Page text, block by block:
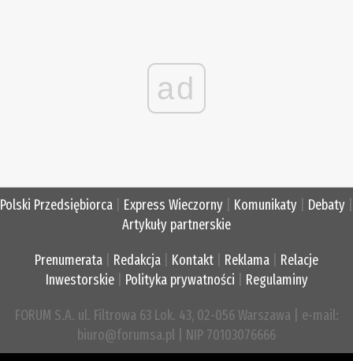
ad
Polski Przedsiębiorca Express Wieczorny Komunikaty Debaty
Artykuły partnerskie
Prenumerata Redakcja Kontakt Reklama
Relacje
Inwestorskie| Polityka prywatności Regulaminy
FORUM S.A. ul. Filtrowa 63 Lok. 43, 02-056 Warszawa | e-mail:
biuro@forumsa.pl | NIP 70103076666